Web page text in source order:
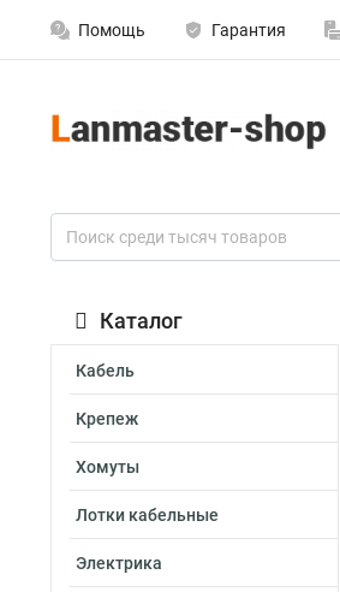
Помощь Гарантия
Каталог
Кабель
Крепеж
Хомуты
Лотки кабельные
Электрика